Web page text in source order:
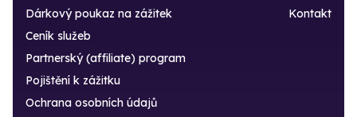
Dárkový poukaz na zážitek
Kontakt
Ceník služeb
Partnerský (affiliate) program
Pojištění k zážitku
Ochrana osobních údajů